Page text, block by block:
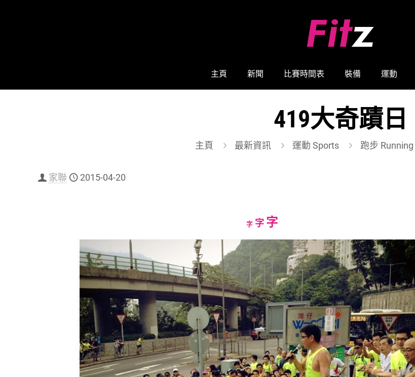
主頁 新聞 比賽時間表 裝備 運動
419大奇蹟日
主頁 最新資訊 運動 Sports 跑步 Running
家聯 2015-04-20
字Decrease
size.
字Reset
size.
字Increase
font
size.